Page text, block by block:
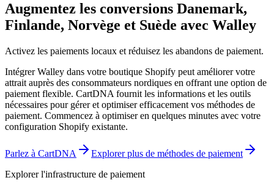
Augmentez les conversions Danemark,
Finlande, Norvège et Suède avec Walley
Activez les paiements locaux et réduisez les abandons de paiement.
Intégrer Walley dans votre boutique Shopify peut améliorer votre
attrait auprès des consommateurs nordiques en offrant une option de
paiement flexible. CartDNA fournit les informations et les outils
nécessaires pour gérer et optimiser efficacement vos méthodes de
paiement. Commencez à optimiser en quelques minutes avec votre
configuration Shopify existante.
Parlez à CartDNA
Explorer plus de méthodes de paiement
Explorer l'infrastructure de paiement